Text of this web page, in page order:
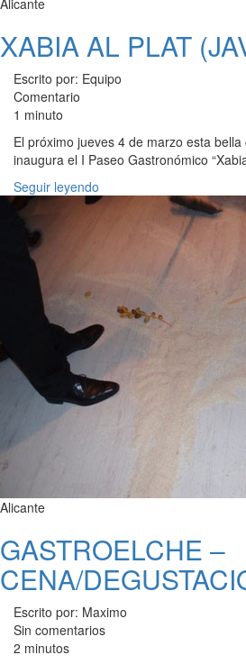
XABIA AL PLAT
Escrito por: Equipo
Comentario
1 minuto
El próximo jueves 4 de marzo esta
inaugura el I Paseo Gastronómico
Seguir leyendo
Alicante
GASTROELCHE –
CENA/
Escrito por: Maximo
Sin comentarios
2 minutos